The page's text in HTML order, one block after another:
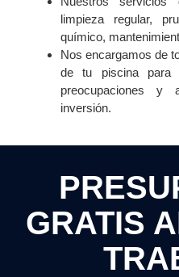
limpieza regular,
químico,
Nos encargamos de
de tu piscina para
preocupaciones y
inversión.
GRATIS